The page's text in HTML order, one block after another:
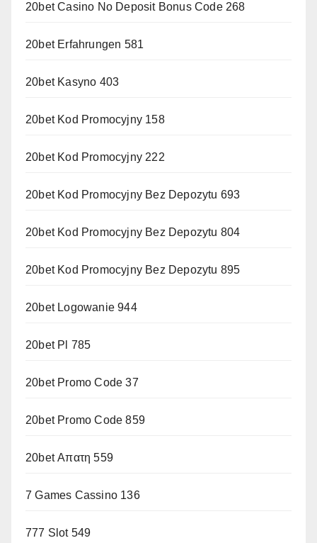
20bet Casino No Deposit Bonus Code 268
20bet Erfahrungen 581
20bet Kasyno 403
20bet Kod Promocyjny 158
20bet Kod Promocyjny 222
20bet Kod Promocyjny Bez Depozytu 693
20bet Kod Promocyjny Bez Depozytu 804
20bet Kod Promocyjny Bez Depozytu 895
20bet Logowanie 944
20bet Pl 785
20bet Promo Code 37
20bet Promo Code 859
20bet Απατη 559
7 Games Cassino 136
777 Slot 549